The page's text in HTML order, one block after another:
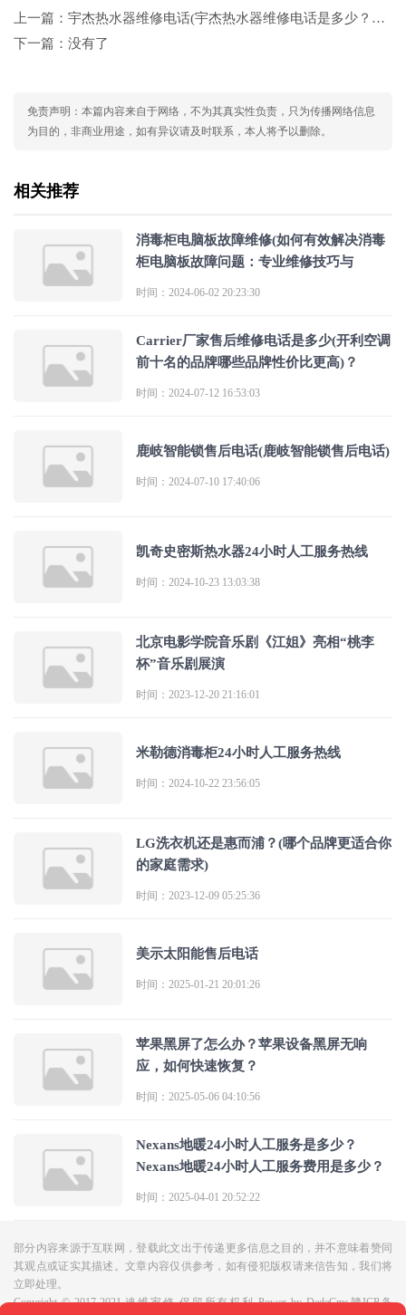
上一篇： 宇杰热水器维修电话(宇杰热水器维修电话是多少？如何联系宇杰热水器服务？)
下一篇：没有了
免责声明：本篇内容来自于网络，不为其真实性负责，只为传播网络信息
为目的，非商业用途，如有异议请及时联系，本人将予以删除。
相关推荐
消毒柜电脑板故障维修(如何有效解决消毒
柜电脑板故障问题：专业维修技巧与
时间：2024-06-02 20:23:30
Carrier厂家售后维修电话是多少(开利空调
前十名的品牌哪些品牌性价比更高)？
时间：2024-07-12 16:53:03
鹿岐智能锁售后电话(鹿岐智能锁售后电话)
时间：2024-07-10 17:40:06
凯奇史密斯热水器24小时人工服务热线
时间：2024-10-23 13:03:38
北京电影学院音乐剧《江姐》亮相“桃李
杯”音乐剧展演
时间：2023-12-20 21:16:01
米勒德消毒柜24小时人工服务热线
时间：2024-10-22 23:56:05
LG洗衣机还是惠而浦？(哪个品牌更适合你
的家庭需求)
时间：2023-12-09 05:25:36
美示太阳能售后电话
时间：2025-01-21 20:01:26
苹果黑屏了怎么办？苹果设备黑屏无响
应，如何快速恢复？
时间：2025-05-06 04:10:56
Nexans地暖24小时人工服务是多少？
Nexans地暖24小时人工服务费用是多少？
时间：2025-04-01 20:52:22
部分内容来源于互联网，登载此文出于传递更多信息之目的，并不意味着赞同
其观点或证实其描述。文章内容仅供参考，如有侵犯版权请来信告知，我们将
立即处理。
Copyright © 2017-2021 速维家修.保留所有权利 Power by DedeCms赣ICP备